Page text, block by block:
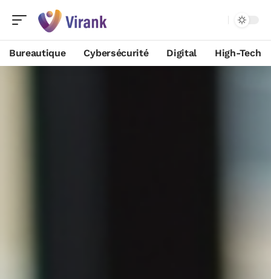
Bureautique Cybersécurité Digital High-Tech